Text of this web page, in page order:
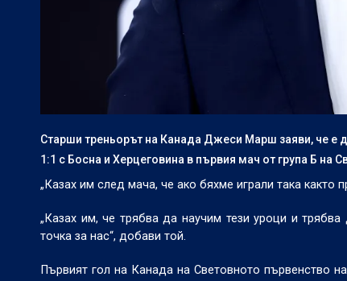
Старши треньорът на Канада Джеси Марш заяви, че е
1:1 с Босна и Херцеговина в първия мач от група Б на
„Казах им след мача, че ако бяхме играли така
„Казах им, че трябва да научим тези уроци и
точка за нас“, добави той.
Първият гол на Канада на Световното първенство